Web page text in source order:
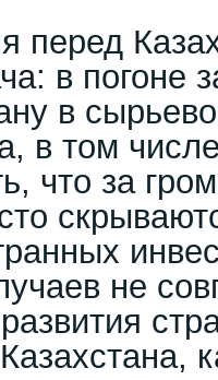
перед
в
в
в том
что за
не